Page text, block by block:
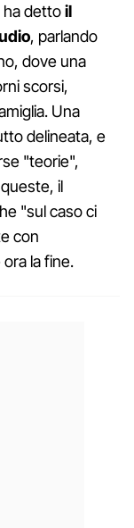
ha dettoil
, parlando
dove una
scorsi,
Una
delineata, e
"teorie",
il
"sul caso ci
con
la fine.